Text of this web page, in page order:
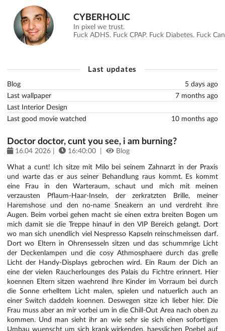
CYBERHOLIC
In pixel we trust.
Fuck ADHS. Fuck CPAP. Fuck Diabetes. Fuck
Last updates
5 days ago
Blog
7 months ago
Last wallpaper
Last Interior Design
10 months ago
Last good movie watched
Doctor doctor, cunt you see, i am burning?
16.04 2026 | 16:40:00 |
Blog
What a cunt! Ich sitze mit Milo bei seinem Zahnarzt in der Praxis
und warte das er aus seiner Behandlung raus kommt. Es kommt
eine Frau in den Warteraum, schaut und mich mit meinen
verzausten Pflaum-Haar-Inseln, der zerkratzten Brille, meiner
Haremshose und den no-name Sneakern an und verdreht ihre
Augen. Beim vorbei gehen macht sie einen extra breiten Bogen um
mich damit sie die Treppe hinauf in den VIP Bereich gelangt. Dort
wo man sich unendlich viel Nespresso Kapseln reinschmeissen darf.
Dort wo Eltern in Ohrensesseln sitzen und das schummrige Licht
der Deckenlampen und die cosy Athmosphaere durch das grelle
Licht der Handy-Displays gebrochen wird. Ein Raum der Dich an
eine der vielen Raucherlounges des Palais du Fichtre erinnert. Hier
koennen Eltern sitzen waehrend ihre Kinder im Vorraum bei durch
die Sonne erhelltem Licht malen, spielen und natuerlich auch an
einer Switch daddeln koennen. Deswegen sitze ich lieber hier. Die
Frau muss aber an mir vorbei um in die Chill-Out Area nach oben zu
kommen. Und man sieht ihr an wie sehr sie sich einen sofortigen
Umbau wuenscht um sich krank wirkenden, haesslichen Poebel auf